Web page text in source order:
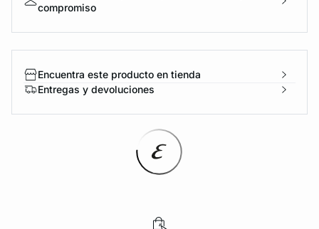
compromiso
Encuentra este producto en tienda
Entregas y devoluciones